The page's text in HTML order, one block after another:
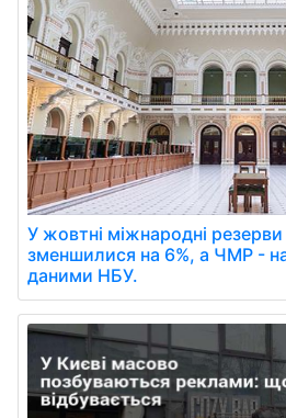
У жовтні міжнародні резерви
зменшилися на 6%, а ЧМР - на
даними НБУ.